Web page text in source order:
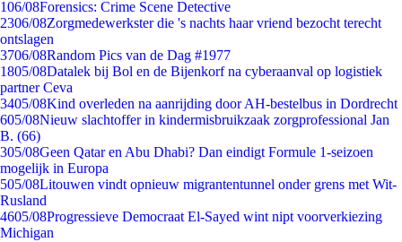
106/08Forensics: Crime Scene Detective
2306/08Zorgmedewerkster die 's nachts haar vriend bezocht terecht
ontslagen
3706/08Random Pics van de Dag #1977
1805/08Datalek bij Bol en de Bijenkorf na cyberaanval op logistiek
partner Ceva
3405/08Kind overleden na aanrijding door AH-bestelbus in Dordrecht
605/08Nieuw slachtoffer in kindermisbruikzaak zorgprofessional Jan
B. (66)
305/08Geen Qatar en Abu Dhabi? Dan eindigt Formule 1-seizoen
mogelijk in Europa
505/08Litouwen vindt opnieuw migrantentunnel onder grens met Wit-
Rusland
4605/08Progressieve Democraat El-Sayed wint nipt voorverkiezing
Michigan